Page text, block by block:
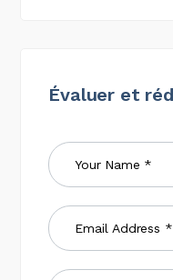
Évaluer et